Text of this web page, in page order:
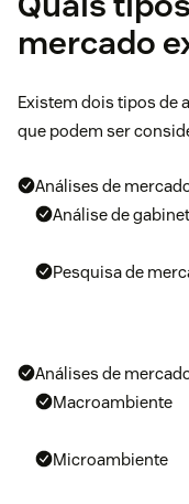
mercado
Existem dois tipos de
que podem ser
Análises de
Análise de
Pesquisa de
Análises de
Macroambiente
Microambiente